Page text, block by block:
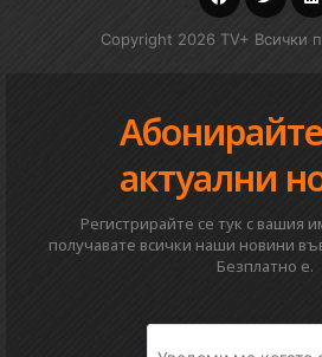
Copyright 2026 TV+ Всички
актуални
Регистрирайте се тук с вашия
получавате всички наши новини
Безплатно е.